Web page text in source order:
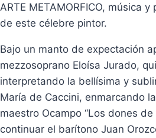
ARTE METAMORFICO, música
de este célebre pintor.
Bajo un manto de expectación
mezzosoprano Eloísa Jurado,
interpretando la bellísima y
María de Caccini, enmarcando
maestro Ocampo “Los dones de
continuar el barítono Juan